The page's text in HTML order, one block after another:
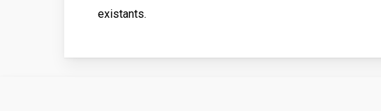
existants.